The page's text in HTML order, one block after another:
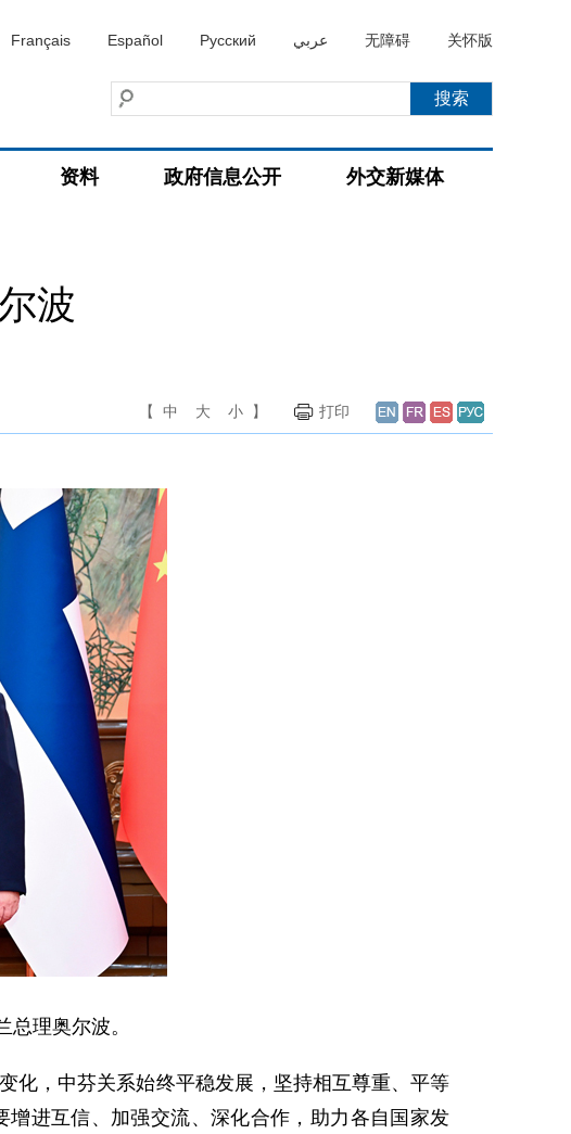
Français Español Русский عربي 无障碍 关怀版
资料 政府信息公开 外交新媒体
波
【 中 大 小 】 打印
理奥尔波。
化，中芬关系始终平稳发展，坚持相互尊重、平等
进互信、加强交流、深化合作，助力各自国家发